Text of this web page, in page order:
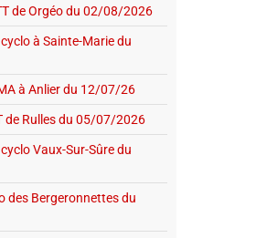
de Orgéo du 02/08/2026
à Sainte-Marie du
à Anlier du 12/07/26
de Rulles du 05/07/2026
Vaux-Sur-Sûre du
des Bergeronnettes du